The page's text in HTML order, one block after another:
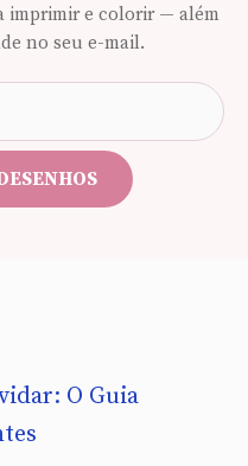
imprimir e colorir — além
no seu e-mail.
O Guia